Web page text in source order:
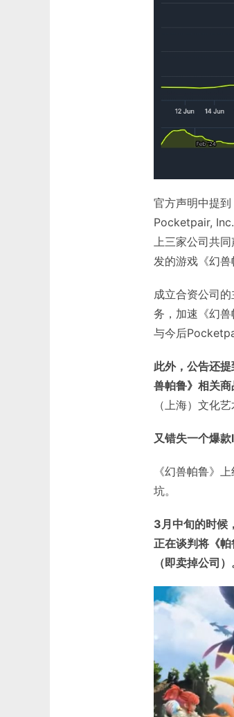
官方声明中提
Pocketpair,
上三家公司共
发的游戏《幻兽
成立合资公司
务，加速《幻
与今后
此外，公告还
兽帕鲁》相关商
（上海）文化
又错失一个爆款
《幻兽帕鲁》
坑。
3月中旬的时候
正在谈判将《
（即卖掉公司）